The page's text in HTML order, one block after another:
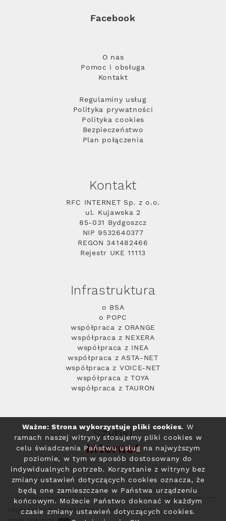
Facebook
O nas
Pomoc i obsługa
Kontakt
Regulaminy usług
Polityka prywatności
Polityka cookies
Bezpieczeństwo
Plan połączenia
Kontakt
RFC INTERNET Sp. z o.o.
ul. Kujawska 2
85-031 Bydgoszcz
NIP 9532640377
REGON 341482466
Rejestr UKE 11113
Infrastruktura
o BSA
o POPC
współpraca z ORANGE
współpraca z NEXERA
współpraca z INEA
współpraca z ASTA-NET
współpraca z VOICE-NET
współpraca z TOYA
współpraca z TAURON
Szybki
Internet
Polityka prywatności© 2004 - 2026 RFC Internet i Telewizja
Ważne: Strona wykorzystuje pliki cookies. W
ramach naszej witryny stosujemy pliki cookies w
celu świadczenia Państwu usług na najwyższym
poziomie, w tym w sposób dostosowany do
indywidualnych potrzeb. Korzystanie z witryny bez
zmiany ustawień dotyczących cookies oznacza, że
będą one zamieszczane w Państwa urządzeniu
końcowym. Możecie Państwo dokonać w każdym
czasie zmiany ustawień dotyczących cookies.